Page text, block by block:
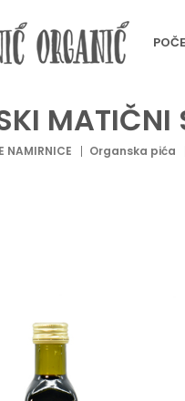
NAMIRNICE Organska pića